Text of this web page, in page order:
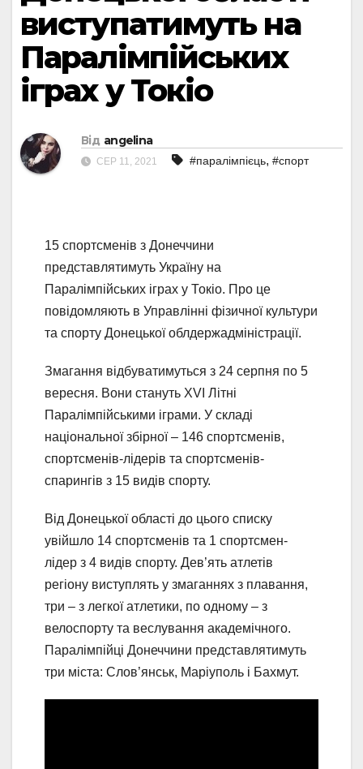
виступатимуть на
Паралімпійських
іграх у Токіо
Від angelina
СЕР 11, 2021 #паралімпієць, #спорт
15 спортсменів з Донеччини
представлятимуть Україну на
Паралімпійських іграх у Токіо. Про це
повідомляють в Управлінні фізичної культури
та спорту Донецької облдержадміністрації.
Змагання відбуватимуться з 24 серпня по 5
вересня. Вони стануть XVI Літні
Паралімпійськими іграми. У складі
національної збірної – 146 спортсменів,
спортсменів-лідерів та спортсменів-
спарингів з 15 видів спорту.
Від Донецької області до цього списку
увійшло 14 спортсменів та 1 спортсмен-
лідер з 4 видів спорту. Дев’ять атлетів
регіону виступлять у змаганнях з плавання,
три – з легкої атлетики, по одному – з
велоспорту та веслування академічного.
Паралімпійці Донеччини представлятимуть
три міста: Слов’янськ, Маріуполь і Бахмут.